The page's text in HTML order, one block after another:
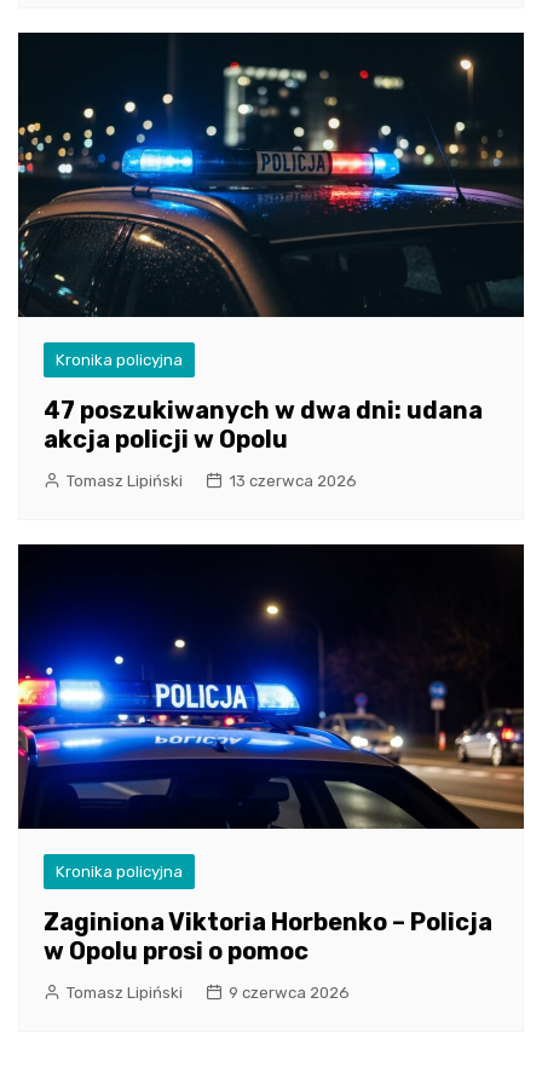
Kronika policyjna
47 poszukiwanych w dwa dni: udana
akcja policji w Opolu
Tomasz Lipiński 13 czerwca 2026
Kronika policyjna
Zaginiona Viktoria Horbenko – Policja
w Opolu prosi o pomoc
Tomasz Lipiński 9 czerwca 2026